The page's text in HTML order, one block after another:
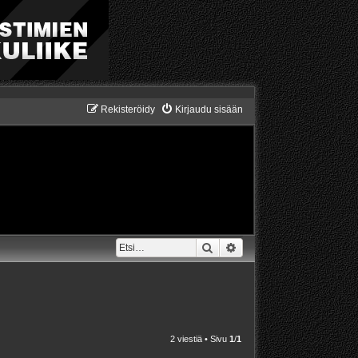
Kirjaudu sisään
Rekisteröidy
Etsi Tarkennettu haku
2 viestiä • Sivu 1 /1